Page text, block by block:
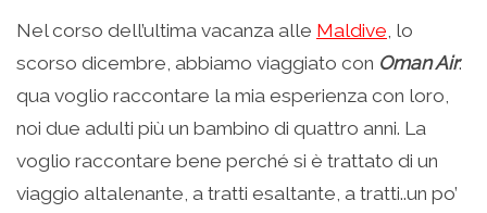
Nel corso dell’ultima vacanza alle Maldive , lo
scorso dicembre, abbiamo viaggiato con Oman Air:
qua voglio raccontare la mia esperienza con loro,
noi due adulti più un bambino di quattro anni. La
voglio raccontare bene perché si è trattato di un
viaggio altalenante, a tratti esaltante, a tratti..un po’